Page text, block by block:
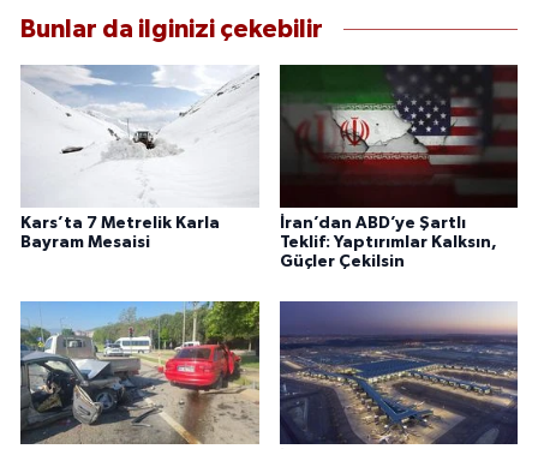
Bunlar da ilginizi çekebilir
Kars’ta 7 Metrelik Karla
Bayram Mesaisi
İran’dan ABD’ye Şartlı
Teklif: Yaptırımlar Kalksın,
Güçler Çekilsin